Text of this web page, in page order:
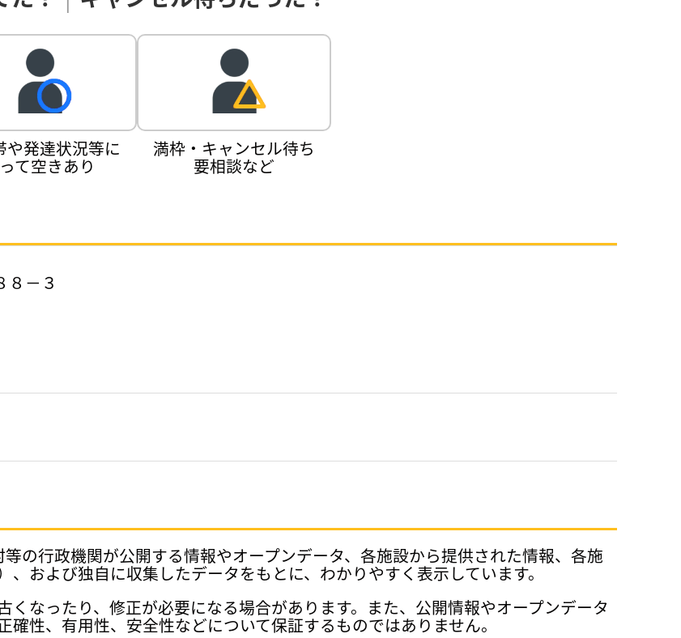
や発達状況等に
て空きあり
満枠・キャンセル待ち
要相談など
８－３
の行政機関が公開する情報やオープンデータ、各施設から提供された情報、各施
および独自に収集したデータをもとに、わかりやすく表示しています。
くなったり、修正が必要になる場合があります。また、公開情報やオープンデータ
性、有用性、安全性などについて保証するものではありません。